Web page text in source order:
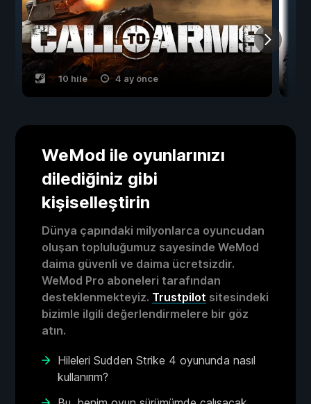
10 hile 4 ay önce
WeMod ile oyunlarınızı
dilediğiniz gibi
kişiselleştirin
Dünya çapındaki milyonlarca oyuncudan
oluşan topluluğumuz sayesinde WeMod
daima güvenli ve daima ücretsizdir.
WeMod Pro aboneleri tarafından
desteklenmekteyiz. Trustpilot sitesindeki
bizimle ilgili değerlendirmelere bir göz
atın.
Hileleri Sudden Strike 4 oyununda nasıl
kullanırım?